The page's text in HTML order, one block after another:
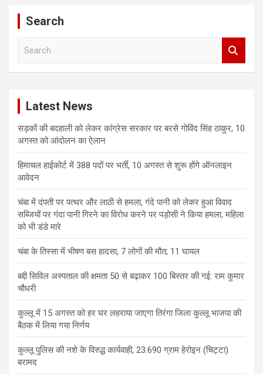
Search
Latest News
सड़कों की बदहाली को लेकर कांग्रेस सरकार पर बरसे गोविंद सिंह ठाकुर, 10
अगस्त को आंदोलन का ऐलान
हिमाचल हाईकोर्ट में 388 पदों पर भर्ती, 10 अगस्त से शुरू होंगे ऑनलाइन
आवेदन
चंबा में दंपती पर पत्थर और लाठी से हमला, गंदे पानी को लेकर हुआ विवाद
सब्जियों पर गंदा पानी गिरने का विरोध करने पर पड़ोसी ने किया हमला, महिला
को भी डंडे मारे
चंबा के तिस्सा में भीषण बस हादसा, 7 लोगों की मौत; 11 घायल
बद्दी सिविल अस्पताल की क्षमता 50 से बढ़ाकर 100 बिस्तर की गई: राम कुमार
चौधरी
कुल्लू में 15 अगस्त को हर घर लहराया जाएगा तिरंगा जिला कुल्लू भाजपा की
बैठक में लिया गया निर्णय
कुल्लू पुलिस की नशे के विरुद्ध कार्यवाही, 23.690 ग्राम हेरोइन (चिट्टा)
बरामद